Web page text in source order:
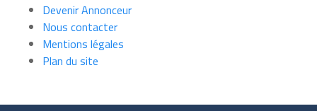
Devenir Annonceur
Nous contacter
Mentions légales
Plan du site